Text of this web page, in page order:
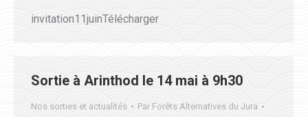
invitation11juinTélécharger
Sortie à Arinthod le 14 mai à 9h30
Nos sorties et actualités Par Forêts Alternatives du Jura